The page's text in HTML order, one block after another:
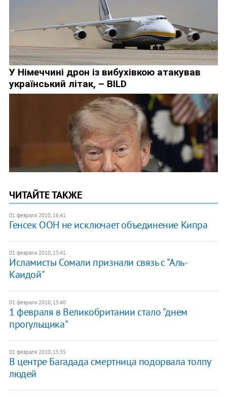
ЧИТАЙТЕ ТАКЖЕ
01 февраля 2010, 16:41
Генсек ООН не исключает объединение Кипра
01 февраля 2010, 15:41
Исламисты Сомали признали связь с "Аль-
Каидой"
01 февраля 2010, 15:40
1 февраля в Великобритании стало "днем
прогульщика"
01 февраля 2010, 15:35
В центре Багадада смертница подорвала толпу
людей